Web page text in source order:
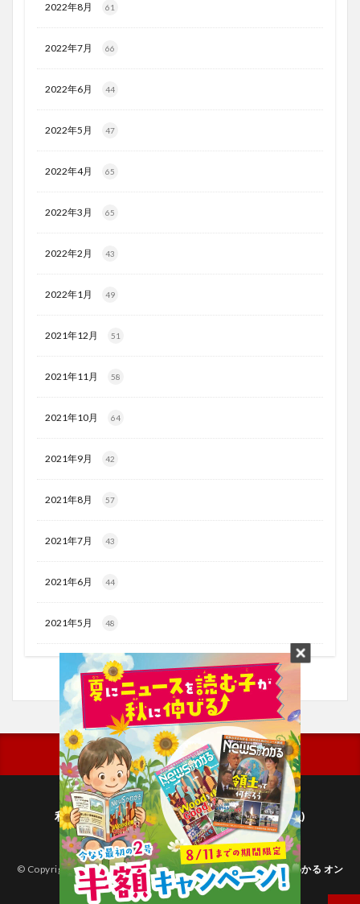
2022年8月 61
2022年7月 66
2022年6月 44
2022年5月 47
2022年4月 65
2022年3月 65
2022年2月 43
2022年1月 49
2021年12月 51
2021年11月 58
2021年10月 64
2021年9月 42
2021年8月 57
2021年7月 43
2021年6月 44
2021年5月 48
利用規約
プライバシーポリシー(毎日新聞出版)
個人情報について(毎日新聞社)
© Copyright 2026子どものためのニュース雑誌「ニュースがわかる オン
ライン」.